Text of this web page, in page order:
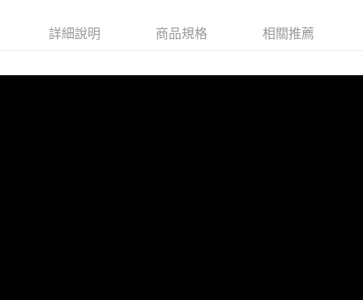
５．嚴禁一人註冊多個帳號或使用他人資訊註冊。若發現惡意使用之情形，
詳細說明 商品規格 相關推薦